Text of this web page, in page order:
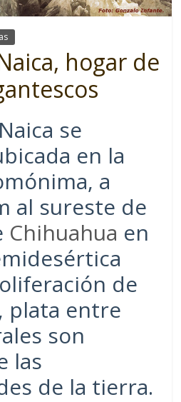
hogar de
se
en la
a
al sureste de
Chihuahua en
de
plata entre
son
las
de la tierra.